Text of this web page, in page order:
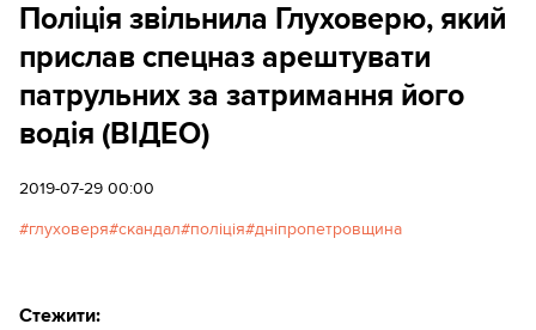
Поліція звільнила Глуховерю, який
прислав спецназ арештувати
патрульних за затримання його
водія (ВІДЕО)
2019-07-29 00:00
глуховеря скандал поліція дніпропетровщина
Стежити: